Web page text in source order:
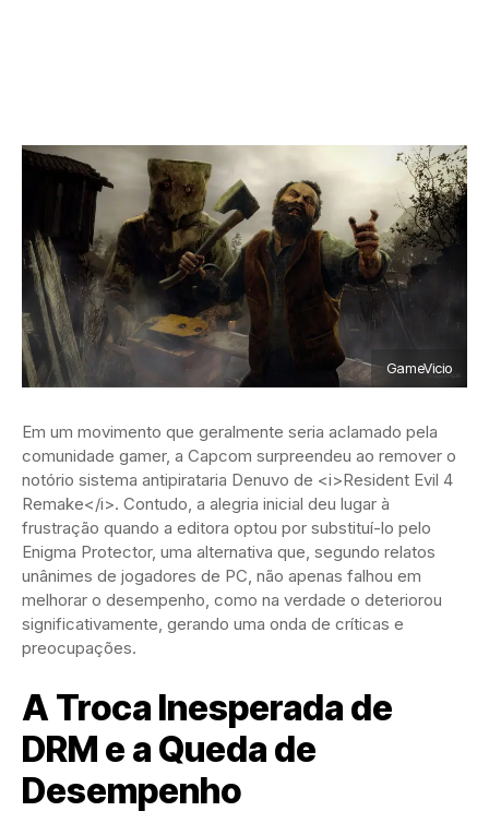
GameVicio
Em um movimento que geralmente seria aclamado pela
comunidade gamer, a Capcom surpreendeu ao remover o
notório sistema antipirataria Denuvo de <i>Resident Evil 4
Remake</i>. Contudo, a alegria inicial deu lugar à
frustração quando a editora optou por substituí-lo pelo
Enigma Protector, uma alternativa que, segundo relatos
unânimes de jogadores de PC, não apenas falhou em
melhorar o desempenho, como na verdade o deteriorou
significativamente, gerando uma onda de críticas e
preocupações.
A Troca Inesperada de
DRM e a Queda de
Desempenho